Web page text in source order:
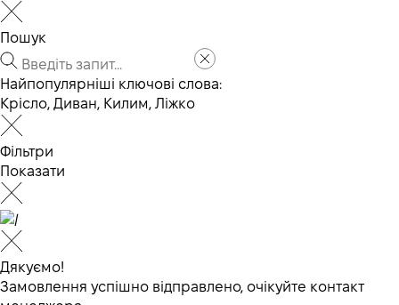
Пошук
Найпопулярніші ключові слова:
Крісло, Диван, Килим, Ліжко
Фільтри
Показати
Дякуємо!
Замовлення успішно відправлено, очікуйте контакт